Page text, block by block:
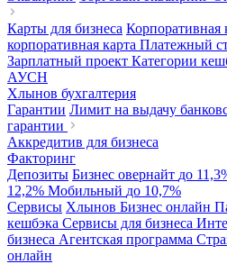
Карты для бизнеса Корпоративная
корпоративная карта Платежный
Зарплатный проект Категории
АУСН
Хлынов бухгалтерия
Гарантии Лимит на выдачу
гарантии
Аккредитив для бизнеса
Факторинг
Депозиты Бизнес овернайт до
12,2% Мобильный до 10,7%
Сервисы Хлынов Бизнес онлайн
кешбэка Сервисы для бизнеса
бизнеса Агентская программа
онлайн